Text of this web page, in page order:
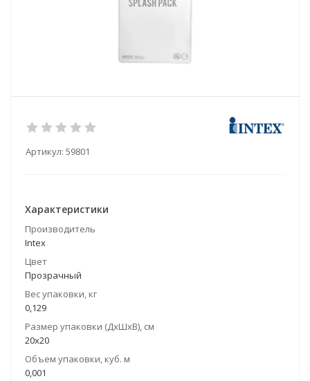
Артикул: 59801
Характеристики
Производитель
Intex
Цвет
Прозрачный
Вес упаковки, кг
0,129
Размер упаковки (ДхШхВ), см
20х20
Объем упаковки, куб. м
0,001